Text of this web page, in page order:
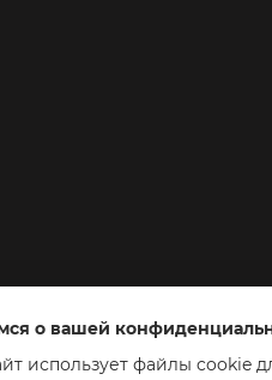
о вашей
использует файлы cookie